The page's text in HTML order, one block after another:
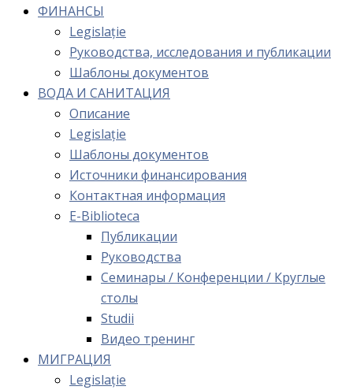
ФИНАНСЫ
Legislație
Руководства, исследования и публикации
Шаблоны документов
ВОДА И САНИТАЦИЯ
Описание
Legislație
Шаблоны документов
Источники финансирования
Контактная информация
E-Biblioteca
Публикации
Руководства
Семинары / Конференции / Круглые
столы
Studii
Видео тренинг
МИГРАЦИЯ
Legislație